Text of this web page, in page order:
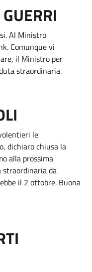
Al Ministro
Comunque vi
il Ministro per
straordinaria.
le
dichiaro chiusa la
alla prossima
straordinaria da
il 2 ottobre. Buona